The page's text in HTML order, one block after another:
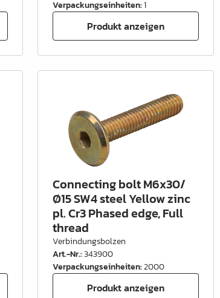
Verpackungseinheiten:1
Produkt anzeigen
Connecting bolt M6x30/
Ø15 SW4 steel Yellow zinc
pl. Cr3 Phased edge, Full
thread
Verbindungsbolzen
Art.-Nr.:343900
Verpackungseinheiten:2000
Produkt anzeigen